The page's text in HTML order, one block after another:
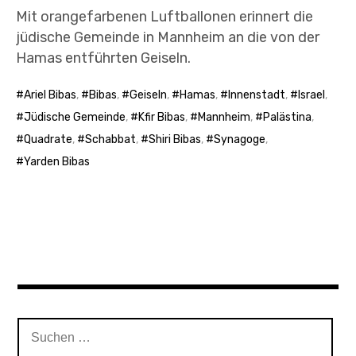
Mit orangefarbenen Luftballonen erinnert die
jüdische Gemeinde in Mannheim an die von der
Hamas entführten Geiseln.
Ariel Bibas, Bibas, Geiseln, Hamas, Innenstadt, Israel ,
Jüdische Gemeinde, Kfir Bibas, Mannheim, Palästina,
Quadrate, Schabbat, Shiri Bibas, Synagoge,
Yarden Bibas
nach: